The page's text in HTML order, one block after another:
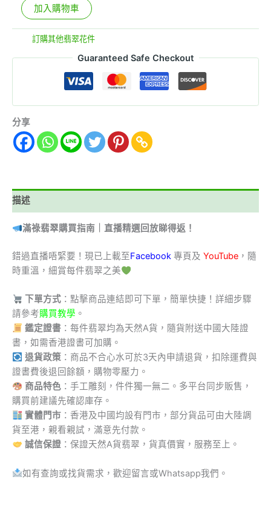
加入購物車
訂購其他翡翠花件
Guaranteed Safe Checkout
分享
描述
滿祿翡翠購買指南｜直播精選回放睇得返！
錯過直播唔緊要！現已上載至Facebook 專頁及 YouTube ，隨
時重溫，細賞每件翡翠之美
下單方式：點擊商品連結即可下單，簡單快捷！詳細步驟
請參考購買教學 。
鑑定證書：每件翡翠均為天然A貨，隨貨附送中國大陸證
書，如需香港證書可加購。
退貨政策：商品不合心水可於3天內申請退貨，扣除運費與
證書費後退回餘額，購物零壓力。
商品特色：手工雕刻，件件獨一無二。多平台同步販售，
購買前建議先確認庫存。
實體門市：香港及中國均設有門市，部分貨品可由大陸調
貨至港，親看親試，滿意先付款。
誠信保證：保證天然A貨翡翠，貨真價實，服務至上。
如有查詢或找貨需求，歡迎留言或Whatsapp我們。